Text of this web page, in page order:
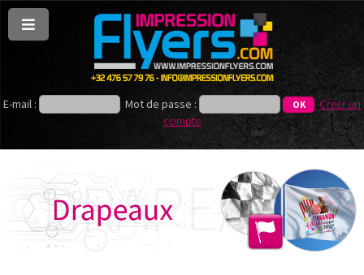
E-mail : Mot de passe :
Créer un
compte